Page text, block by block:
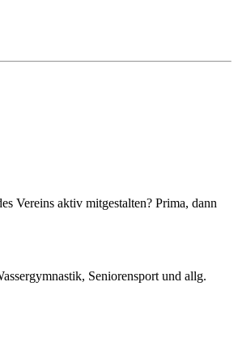
Vereins aktiv mitgestalten? Prima, dann
Seniorensport und allg.